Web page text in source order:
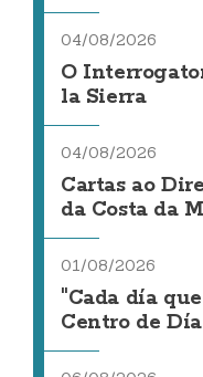
04/08/2026
O
la Sierra
04/08/2026
Cartas ao
da Costa da
01/08/2026
"Cada día
Centro de